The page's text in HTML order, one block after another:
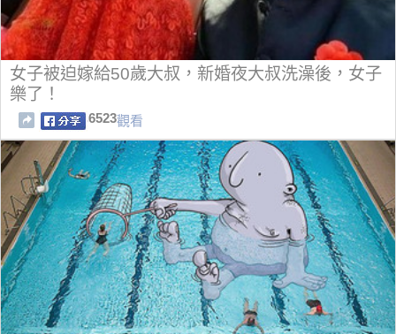
女子被迫嫁給50歲大叔，新婚夜大叔洗澡後，女子
樂了！
6523觀看